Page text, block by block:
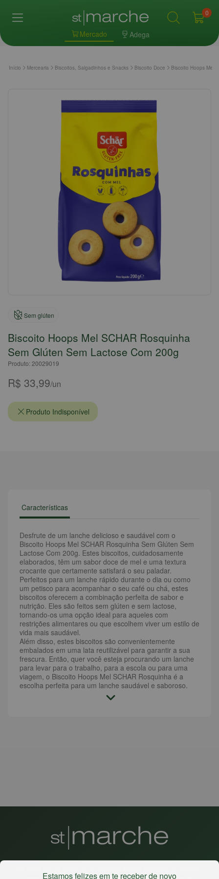
Mercado Adega
0
Início Mercearia Biscoitos, Salgadinhos e Snacks Biscoito Doce Biscoito Hoops Mel
Sem glúten
Biscoito Hoops Mel SCHAR Rosquinha
Sem Glúten Sem Lactose Com 200g
Produto: 20029019
R$ 33,99/un
Produto Indisponível
Características
Desfrute de um lanche delicioso e saudável com o
Biscoito Hoops Mel SCHAR Rosquinha Sem Glúten Sem
Lactose Com 200g. Estes biscoitos, cuidadosamente
elaborados, têm um sabor doce de mel e uma textura
crocante que certamente satisfará o seu paladar.
Perfeitos para um lanche rápido durante o dia ou como
um petisco para acompanhar o seu café ou chá, estes
biscoitos oferecem a combinação perfeita de sabor e
nutrição. Eles são feitos sem glúten e sem lactose,
tornando-os uma opção ideal para aqueles com
restrições alimentares ou que escolhem viver um estilo de
vida mais saudável.
Além disso, estes biscoitos são convenientemente
embalados em uma lata reutilizável para garantir a sua
frescura. Então, quer você esteja procurando um lanche
para levar para o trabalho, para a escola ou para uma
viagem, o Biscoito Hoops Mel SCHAR Rosquinha é a
escolha perfeita para um lanche saudável e saboroso.
Estamos felizes em te receber de novo